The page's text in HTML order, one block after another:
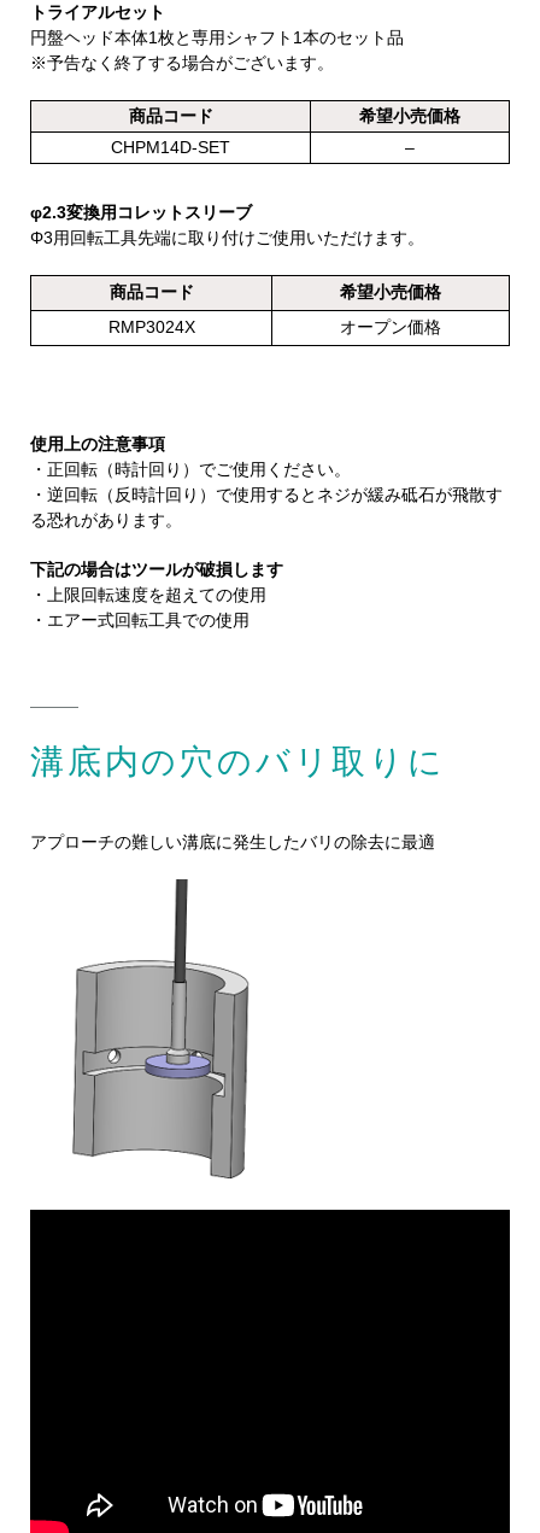
トライアルセット
円盤ヘッド本体1枚と専用シャフト1本のセット品
※予告なく終了する場合がございます。
商品コード
希望小売価格
CHPM14D-SET
–
φ2.3変換用コレットスリーブ
Φ3用回転工具先端に取り付けご使用いただけます。
商品コード
希望小売価格
RMP3024X
オープン価格
使用上の注意事項
・正回転（時計回り）でご使用ください。
・逆回転（反時計回り）で使用するとネジが緩み砥石が飛散す
る恐れがあります。
下記の場合はツールが破損します
・上限回転速度を超えての使用
・エアー式回転工具での使用
溝底内の穴のバリ取りに
アプローチの難しい溝底に発生したバリの除去に最適